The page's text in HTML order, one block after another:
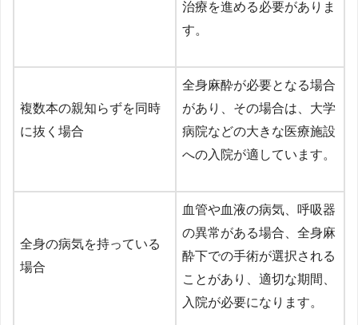
治療を進める必要がありま
す。
複数本の親知らずを同時
に抜く場合
全身麻酔が必要となる場合
があり、その場合は、大学
病院などの大きな医療施設
への入院が適しています。
全身の病気を持っている
場合
血管や血液の病気、呼吸器
の異常がある場合、全身麻
酔下での手術が選択される
ことがあり、適切な期間、
入院が必要になります。